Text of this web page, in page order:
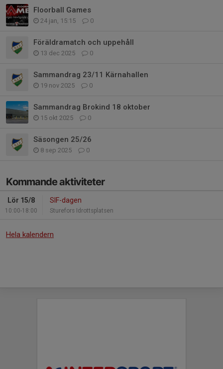
Floorball Games
24 jan, 15:15 0
Föräldramatch och uppehåll
13 dec 2025 0
Sammandrag 23/11 Kärnahallen
19 nov 2025 0
Sammandrag Brokind 18 oktober
15 okt 2025 0
Säsongen 25/26
8 sep 2025 0
Kommande aktiviteter
Lör 15/8
10:00-18:00
SIF-dagen
Sturefors Idrottsplatsen
Hela kalendern